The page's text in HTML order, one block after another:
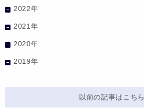
2022年
2021年
2020年
2019年
以前の記事はこちら